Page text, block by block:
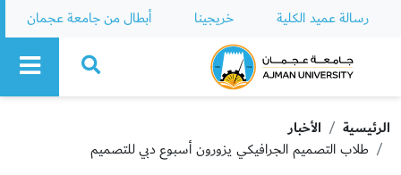
رسالة عميد الكلية خريجينا أبطال من جامعة عجمان
Ajman University
الرئيسية
الأخبار
طلاب التصميم الجرافيكي يزورون أسبوع دبي للتصميم